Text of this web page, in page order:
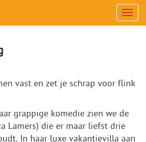
Menu
vast en zet je schrap voor flink
grappige komedie zien we de
Lamers) die er maar liefst drie
In haar luxe vakantievilla aan